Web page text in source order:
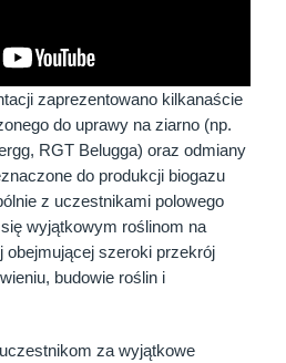
zaprezentowano kilkanaście
do uprawy na ziarno (np.
RGT Belugga) oraz odmiany
do produkcji biogazu
z uczestnikami polowego
wyjątkowym roślinom na
obejmującej szeroki przekrój
budowie roślin i
za wyjątkowe